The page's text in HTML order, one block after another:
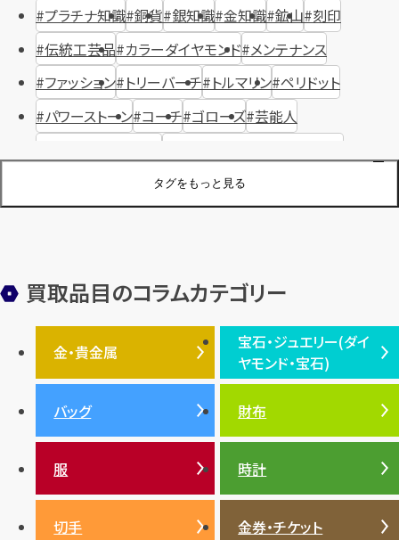
タグをもっと見る
プラチナ知識 銅貨 銀知識 金知識 鉱山 刻印
伝統工芸品 カラーダイヤモンド メンテナンス
ファッション トリーバーチ トルマリン ペリドット
パワーストーン コーチ ゴローズ 芸能人
ジュエリーブランド オーデマピゲ
装飾品 オメガ シュプリーム ウブロ
エルメス ダイヤモンド ルイ・ヴィトン 豆知識 カルティエ
投資 金地金 金価格・相場 グッチ 買取 プラダ
ティファニー
金貨 ブルガリ
バッグ
アメジスト
バレンシアガ
買取品目のコラムカテゴリー
金・貴金属
金・貴金属TOP
プラチナ
銀・シルバー
宝石・ジュエリー(ダイ
ヤモンド・宝石)
宝石・ジュエリー(ダイヤモ
ンド・宝石)TOP
ダイヤモンド
エメラルド
ルビー
バッグ 財布
服 時計
切手 金券・チケット